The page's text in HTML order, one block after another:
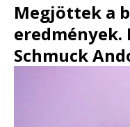
Megjöttek a
Schmuck